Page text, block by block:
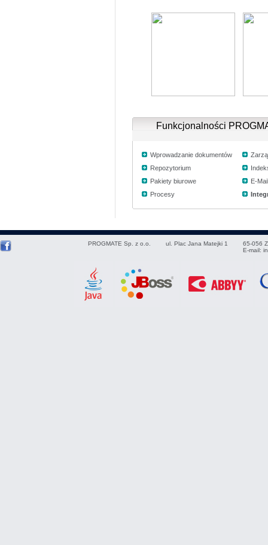
Funkcjonalności
Wprowadzanie dokumentów
Repozytorium
Pakiety biurowe
Procesy
E-Mail
PROGMATE Sp. z o.o. ul. Plac Jana Matejki 1 65-056
E-mail: